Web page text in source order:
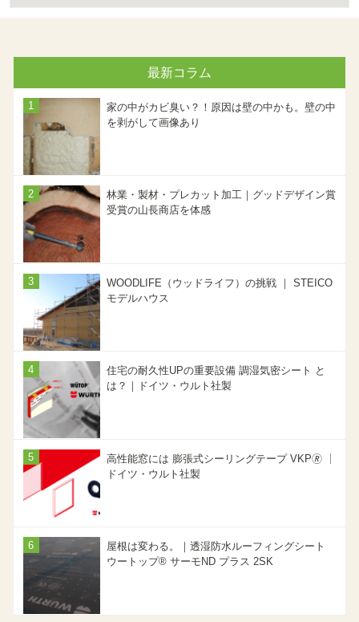
最新コラム
家の中がカビ臭い？！原因は壁の中かも。壁の中
を剥がして画像あり
林業・製材・プレカット加工｜グッドデザイン賞
受賞の山長商店を体感
WOODLIFE（ウッドライフ）の挑戦 ｜ STEICO
モデルハウス
住宅の耐久性UPの重要設備 調湿気密シート と
は？｜ドイツ・ウルト社製
高性能窓には 膨張式シーリングテープ VKP🄬 ｜
ドイツ・ウルト社製
屋根は変わる。｜透湿防水ルーフィングシート
ウートップ® サーモND プラス 2SK